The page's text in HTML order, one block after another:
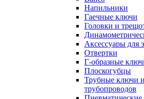
Напильники
Гаечные ключи
Головки и
Аксессуары для
Отвертки
Г-образные
Плоскогубцы
Трубные ключи
трубопроводов